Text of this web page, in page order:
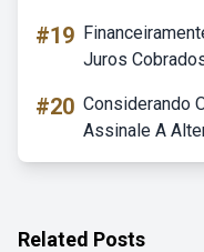
#19
Juros
#20 Considerando
Assinale A
Related Posts